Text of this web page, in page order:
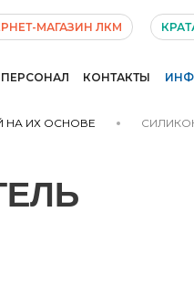
МАГАЗИН ЛКМ
ПЕРСОНАЛ КОНТАКТЫ
НА ИХ ОСНОВЕ